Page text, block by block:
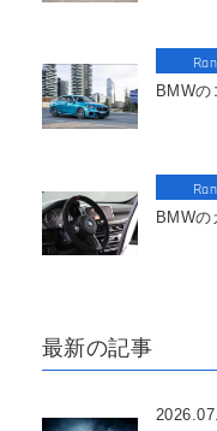
BMW
BMW
最新の記事